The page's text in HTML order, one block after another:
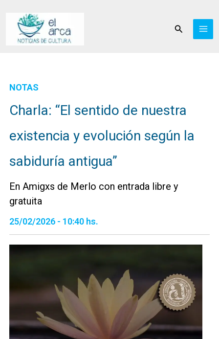
contenido
Buscar
NOTAS
Charla: “El sentido de nuestra
existencia y evolución según la
sabiduría antigua”
En Amigxs de Merlo con entrada libre y
gratuita
25/02/2026 - 10:40 hs.